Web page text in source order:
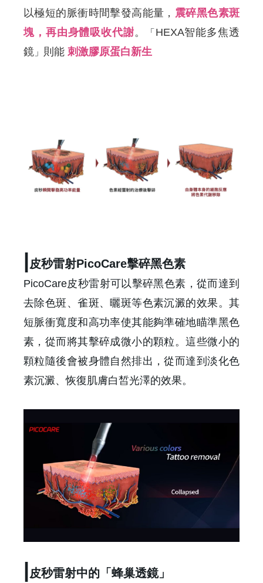
以極短的脈衝時間擊發高能量， 震碎黑色素斑
塊，再由身體吸收代謝。 「 HEXA智能多焦透
鏡 」 則能 刺激膠原蛋白新生
|皮秒雷射PicoCare擊碎黑色素
PicoCare皮秒雷射可以擊碎黑色素，從而達到
去除色斑、雀斑、曬斑等色素沉澱的效果。其
短脈衝寬度和高功率使其能夠準確地瞄準黑色
素，從而將其擊碎成微小的顆粒。這些微小的
顆粒隨後會被身體自然排出，從而達到淡化色
素沉澱、恢復肌膚白皙光澤的效果。
|皮秒雷射中的「蜂巢透鏡」